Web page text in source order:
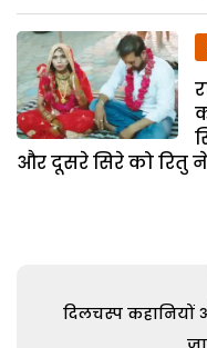
और दूसरे सिरे को रितु
दिलचस्प